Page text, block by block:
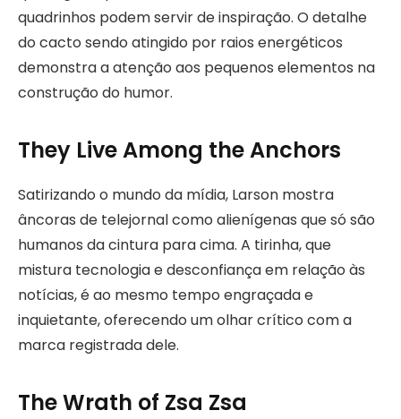
quadrinhos podem servir de inspiração. O detalhe
do cacto sendo atingido por raios energéticos
demonstra a atenção aos pequenos elementos na
construção do humor.
They Live Among the Anchors
Satirizando o mundo da mídia, Larson mostra
âncoras de telejornal como alienígenas que só são
humanos da cintura para cima. A tirinha, que
mistura tecnologia e desconfiança em relação às
notícias, é ao mesmo tempo engraçada e
inquietante, oferecendo um olhar crítico com a
marca registrada dele.
The Wrath of Zsa Zsa